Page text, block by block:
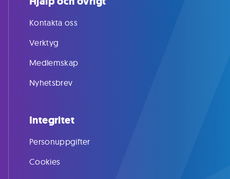
Kontakta oss
Verktyg
Medlemskap
Nyhetsbrev
Integritet
Personuppgifter
Cookies